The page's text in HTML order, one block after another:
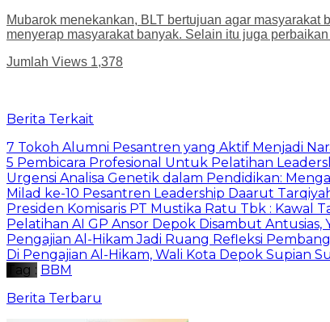
Mubarok menekankan, BLT bertujuan agar
menyerap masyarakat banyak. Selain itu juga
Jumlah Views 1,378
Berita Terkait
7 Tokoh Alumni Pesantren yang Aktif Menjadi
5 Pembicara Profesional Untuk Pelatihan
Urgensi Analisa Genetik dalam Pendidikan:
Milad ke-10 Pesantren Leadership Daarut
Presiden Komisaris PT Mustika Ratu Tbk : Kawal
Pelatihan AI GP Ansor Depok Disambut
Pengajian Al-Hikam Jadi Ruang Refleksi
Di Pengajian Al-Hikam, Wali Kota Depok Supian
Tag : BBM
Berita Terbaru